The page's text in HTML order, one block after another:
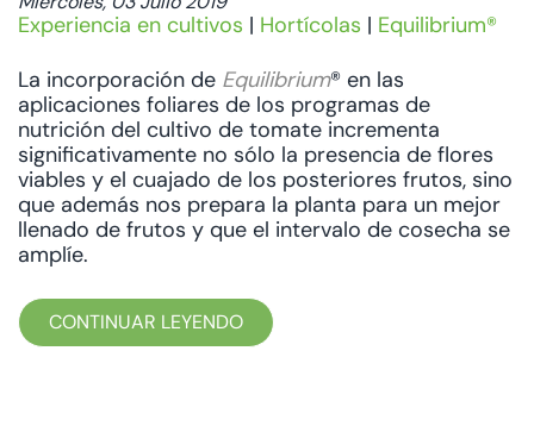
Experiencia en cultivos | Hortícolas | Equilibrium®
La incorporación de Equilibrium® en las
aplicaciones foliares de los programas de
nutrición del cultivo de tomate incrementa
significativamente no sólo la presencia de flores
viables y el cuajado de los posteriores frutos, sino
que además nos prepara la planta para un mejor
llenado de frutos y que el intervalo de cosecha se
amplíe.
CONTINUAR LEYENDO